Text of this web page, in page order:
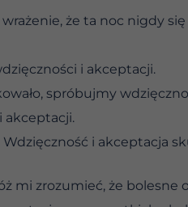
że ta noc nigdy
i akceptacji.
spróbujmy
akceptacji.
i akceptacja
mi zrozumieć, że